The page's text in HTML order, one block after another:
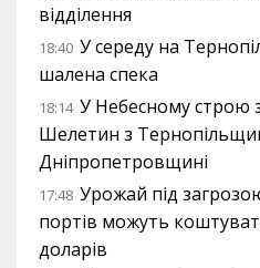
відділення
18:40 У середу на
шалена спека
18:14 У Небесному строю
Шелетин з
Дніпропетровщині
17:48 Урожай під
портів можуть
доларів